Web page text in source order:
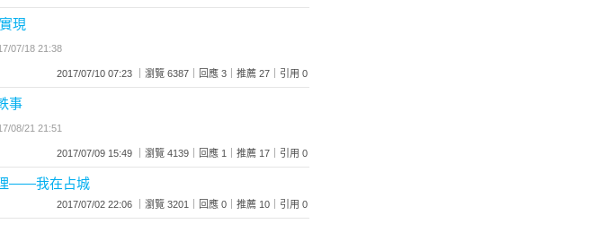
現
07/18 21:38
2017/07/10 07:23 ｜瀏覽 6387｜回應 3｜推薦 27｜引用 0
事
08/21 21:51
2017/07/09 15:49 ｜瀏覽 4139｜回應 1｜推薦 17｜引用 0
——我在占城
2017/07/02 22:06 ｜瀏覽 3201｜回應 0｜推薦 10｜引用 0